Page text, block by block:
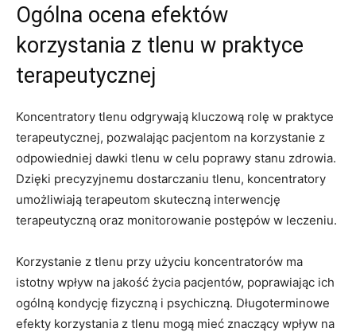
Ogólna⁢ ocena efektów
korzystania z tlenu w praktyce
terapeutycznej
Koncentratory tlenu odgrywają kluczową rolę⁤ w praktyce
terapeutycznej, pozwalając pacjentom na korzystanie z
odpowiedniej dawki⁣ tlenu w⁣ celu poprawy stanu zdrowia.
Dzięki precyzyjnemu dostarczaniu tlenu, ⁣koncentratory
umożliwiają terapeutom skuteczną interwencję
terapeutyczną oraz monitorowanie postępów w leczeniu.
Korzystanie z tlenu przy użyciu koncentratorów ma
istotny wpływ na jakość życia pacjentów, poprawiając ich
ogólną kondycję⁢ fizyczną i psychiczną. Długoterminowe⁣
efekty korzystania z⁢ tlenu mogą mieć znaczący wpływ na